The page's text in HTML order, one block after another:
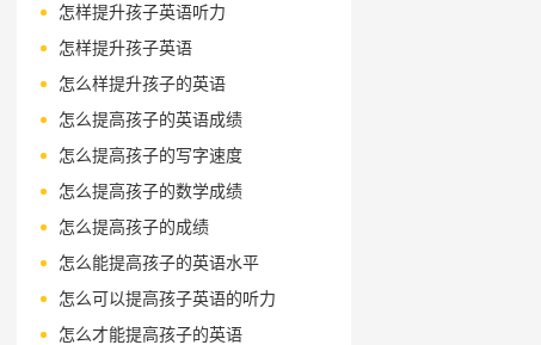
怎样提升孩子英语听力
怎样提升孩子英语
怎么样提升孩子的英语
怎么提高孩子的英语成绩
怎么提高孩子的写字速度
怎么提高孩子的数学成绩
怎么提高孩子的成绩
怎么能提高孩子的英语水平
怎么可以提高孩子英语的听力
怎么才能提高孩子的英语